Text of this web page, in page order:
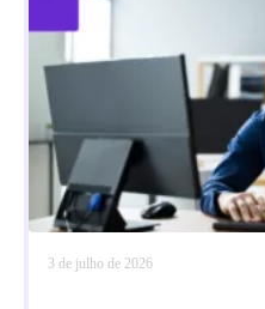
3 de julho de 2026